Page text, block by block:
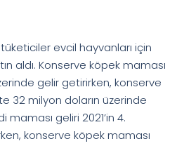
evcil hayvanları için
aldı. Konserve köpek maması
gelir getirirken, konserve
32 milyon doların üzerinde
geliri 2021’in 4.
konserve köpek maması